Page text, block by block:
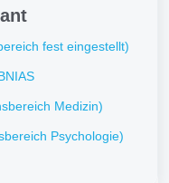
fest eingestellt)
Medizin)
Psychologie)